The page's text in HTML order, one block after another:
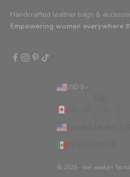
Handcrafted leather bags &
Empowering women everywhere
USD $
Estados Unidos
© 2026 - bixi awotan